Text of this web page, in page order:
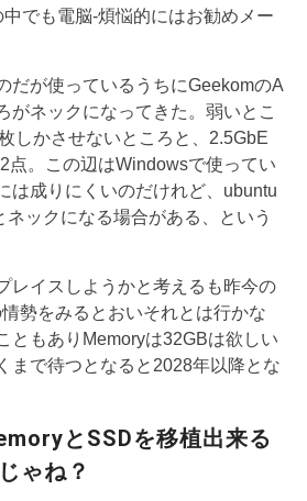
でも電脳-煩悩的にはお勧めメー
だが使っているうちにGeekomのA
がネックになってきた。弱いとこ
しかさせないところと、2.5GbE
点。この辺はWindowsで使ってい
は成りにくいのだけれど、ubuntu
ックになる場合がある、という
レイスしようかと考えるも昨今の
勢をみるとおいそれとは行かな
ともありMemoryは32GBは欲しい
まで待つとなると2028年以降とな
とSSDを移植出来る
ゃね？